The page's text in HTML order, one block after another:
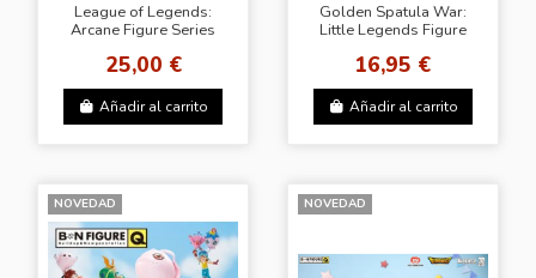
League of Legends:
Arcane Figure Series
25,00 €
Añadir al carrito
Golden Spatula War:
Little Legends Figure
16,95 €
Añadir al carrito
NOVEDAD NOVEDAD